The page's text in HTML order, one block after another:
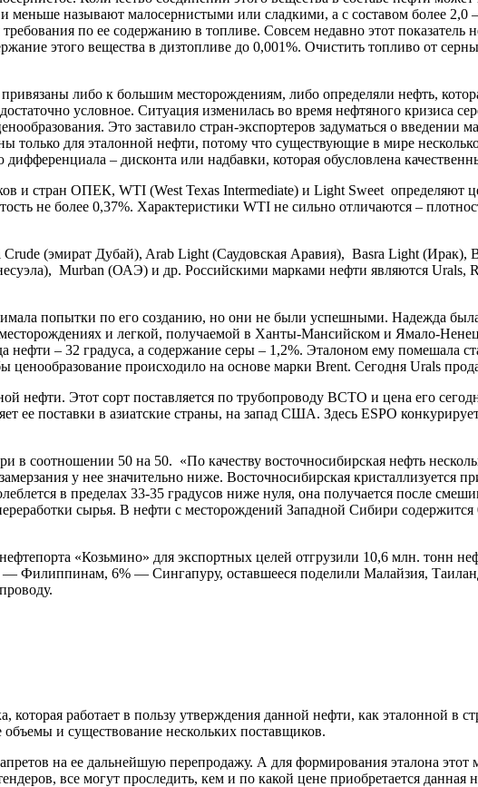
меньше называют малосернистыми или сладкими, а с составом более
по ее содержанию в топливе. Совсем недавно этот
этого вещества в дизтопливе до 0,001%. Очистить топливо от
либо к большим месторождениям, либо определяли нефть,
условное. Ситуация изменилась во время нефтяного кризиса
Это заставило стран-экспортеров задуматься о введении
только для эталонной нефти, потому что существующие в мире
– дисконта или надбавки, которая обусловлена
и стран ОПЕК, WTI (West Texas Intermediate) и Light Sweet определяют
не более 0,37%. Характеристики WTI не сильно отличаются –
(эмират Дубай), Arab Light (Саудовская Аравия), Basra Light
Murban (ОАЭ) и др. Российскими марками нефти являются Urals,
попытки по его созданию, но они не были успешными. Надежда
и легкой, получаемой в Ханты-Мансийском и Ямало-
– 32 градуса, а содержание серы – 1,2%. Эталоном ему помешала
ценообразование происходило на основе марки Brent. Сегодня Urals
нефти. Этот сорт поставляется по трубопроводу ВСТО и цена его
ее поставки в азиатские страны, на запад США. Здесь ESPO
соотношении 50 на 50. «По качеству восточносибирская нефть
у нее значительно ниже. Восточносибирская кристаллизуется
в пределах 33-35 градусов ниже нуля, она получается после
сырья. В нефти с месторождений Западной Сибири
«Козьмино» для экспортных целей отгрузили 10,6 млн. тонн
6% — Сингапуру, оставшееся поделили Малайзия,
которая работает в пользу утверждения данной нефти, как эталонной
и существование нескольких поставщиков.
на ее дальнейшую перепродажу. А для формирования эталона этот
все могут проследить, кем и по какой цене приобретается данная